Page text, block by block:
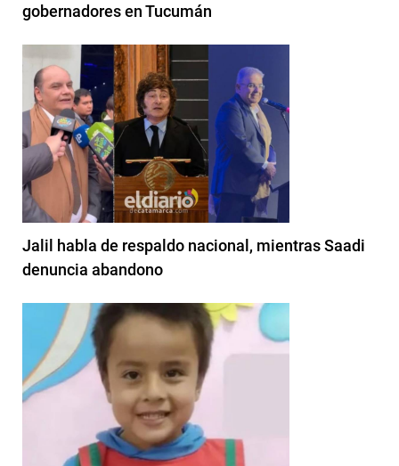
gobernadores en Tucumán
Jalil habla de respaldo nacional, mientras Saadi
denuncia abandono